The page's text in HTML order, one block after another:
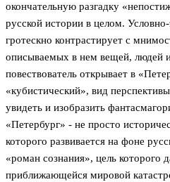
окончательную разгадку
русской истории в целом.
гротескно контрастирует с
описываемых в нем вещей, людей
повествователь открывает в
«кубистический», вид
увидеть и изобразить
«Петербург» - не просто
которого развивается на фоне
«роман сознания», цель которого
приближающейся мировой